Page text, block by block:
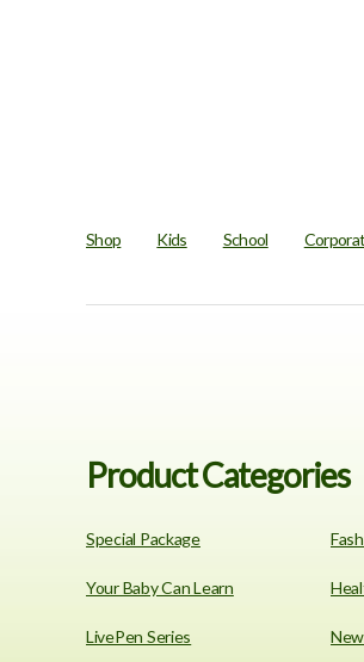
Shop Kids School
Product Categories
Special Package
Your Baby Can Learn
LivePen Series